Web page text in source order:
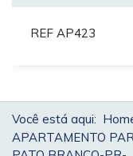
REF AP423
Você está aqui:
APARTAMENTO